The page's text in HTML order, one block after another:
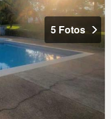
5 Fotos